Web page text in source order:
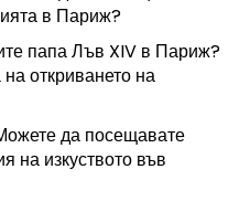
в Париж?
папа Лъв XIV в Париж?
откриването на
да посещавате
на изкуството във